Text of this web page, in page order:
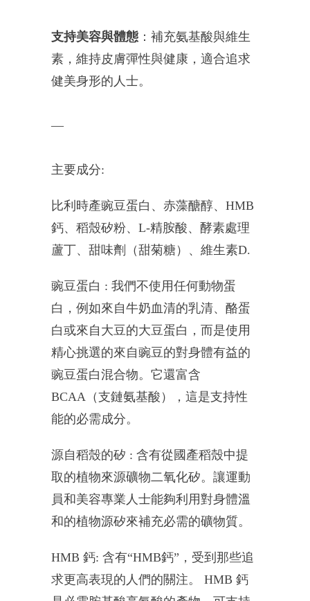
支持美容與體態 ：補充氨基酸與維生
素，維持皮膚彈性與健康，適合追求
健美身形的人士。
—
主要成分:
比利時產豌豆蛋白、赤藻醣醇、HMB
鈣、稻殼矽粉、L-精胺酸、酵素處理
蘆丁、甜味劑（甜菊糖）、維生素D.
豌豆蛋白 : 我們不使用任何動物蛋
白，例如來自牛奶血清的乳清、酪蛋
白或來自大豆的大豆蛋白，而是使用
精心挑選的來自豌豆的對身體有益的
豌豆蛋白混合物。它還富含
BCAA（支鏈氨基酸），這是支持性
能的必需成分。
源自稻殼的矽 : 含有從國產稻殼中提
取的植物來源礦物二氧化矽。讓運動
員和美容專業人士能夠利用對身體溫
和的植物源矽來補充必需的礦物質。
HMB 鈣: 含有“HMB鈣”，受到那些追
求更高表現的人們的關注。 HMB 鈣